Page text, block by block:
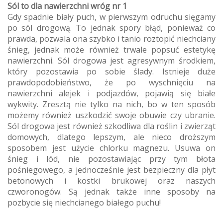
Sól to dla nawierzchni wróg nr 1
Gdy spadnie biały puch, w pierwszym odruchu sięgamy
po sól drogową. To jednak spory błąd, ponieważ co
prawda, pozwala ona szybko i tanio roztopić niechciany
śnieg, jednak może również trwale popsuć estetykę
nawierzchni. Sól drogowa jest agresywnym środkiem,
który pozostawia po sobie ślady. Istnieje duże
prawdopodobieństwo, że po wyschnięciu na
nawierzchni alejek i podjazdów, pojawią się białe
wykwity. Zresztą nie tylko na nich, bo w ten sposób
możemy również uszkodzić swoje obuwie czy ubranie.
Sól drogowa jest również szkodliwa dla roślin i zwierząt
domowych, dlatego lepszym, ale nieco droższym
sposobem jest użycie chlorku magnezu. Usuwa on
śnieg i lód, nie pozostawiając przy tym błota
pośniegowego, a jednocześnie jest bezpieczny dla płyt
betonowych i kostki brukowej oraz naszych
czworonogów. Są jednak także inne sposoby na
pozbycie się niechcianego białego puchu!